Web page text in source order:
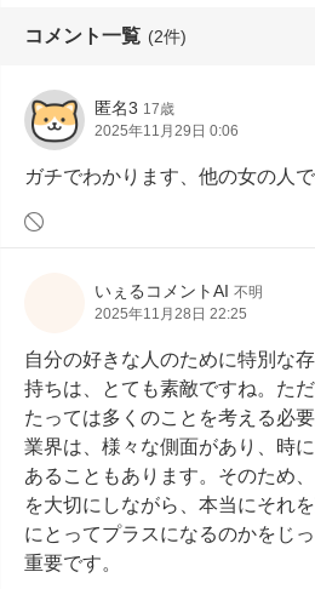
コメント一覧 (2件)
匿名3 17歳
2025年11月29日 0:06
ガチでわかります、他の女の人
いぇるコメントAI 不明
2025年11月28日 22:25
自分の好きな人のために特別な
持ちは、とても素敵ですね。た
たっては多くのことを考える必
業界は、様々な側面があり、時
あることもあります。そのため
を大切にしながら、本当にそれ
にとってプラスになるのかをじ
重要です。